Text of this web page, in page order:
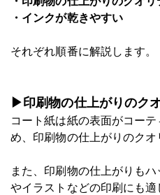
・インクが乾きやすい
それぞれ順番に解説します。
▶印刷物の仕上がりのク
コート紙は紙の表面がコー
め、印刷物の仕上がりのクオ
また、印刷物の仕上がりも
やイラストなどの印刷にも適